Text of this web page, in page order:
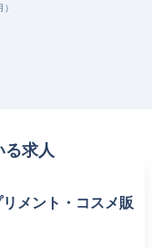
る求人
メント・コスメ販